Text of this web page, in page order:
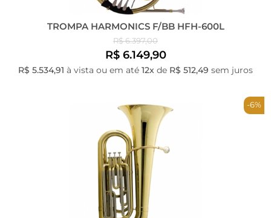
TROMPA HARMONICS F/BB HFH-600L
R$ 6.397,00
R$ 6.149,90
R$ 5.534,91 à vista ou em até 12x de R$ 512,49 sem juros
-6%